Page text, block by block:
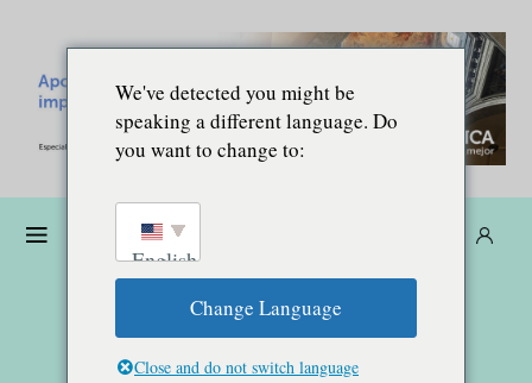
We've detected you might be
speaking a different language. Do
you want to change to:
English
Change Language
Close and do not switch language